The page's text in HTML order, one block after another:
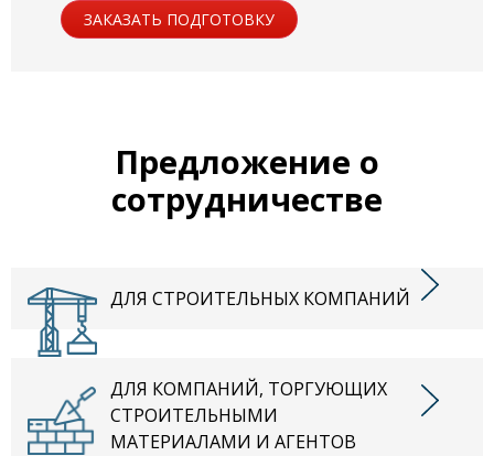
ЗАКАЗАТЬ ПОДГОТОВКУ
Предложение о
сотрудничестве
ДЛЯ СТРОИТЕЛЬНЫХ КОМПАНИЙ
ДЛЯ КОМПАНИЙ, ТОРГУЮЩИХ
СТРОИТЕЛЬНЫМИ
МАТЕРИАЛАМИ И АГЕНТОВ